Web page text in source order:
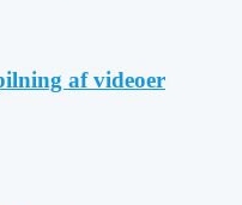
af videoer